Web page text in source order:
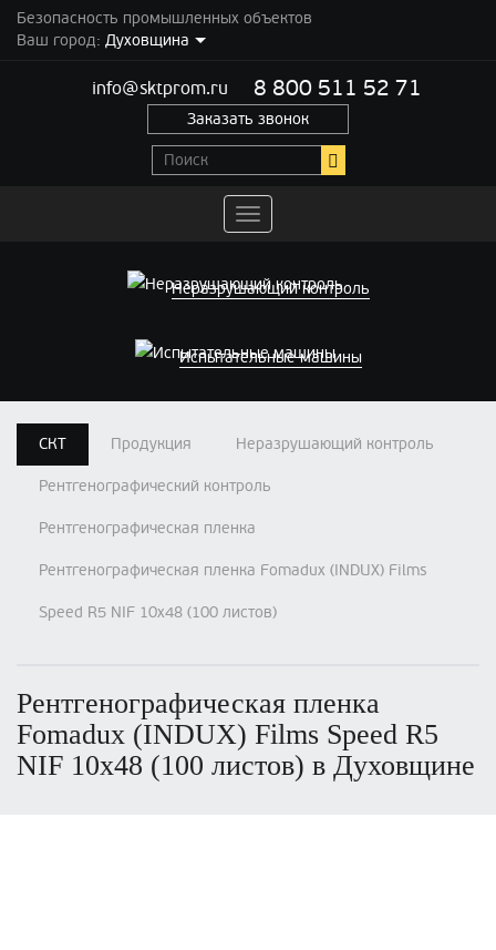
Безопасность промышленных объектов
Ваш город: Духовщина
info@sktprom.ru 8 800 511 52 71
Заказать звонок
Переключить
навигацию
Неразрушающий контроль
Испытательные машины
СКТ Продукция Неразрушающий контроль
Рентгенографический контроль
Рентгенографическая пленка
Рентгенографическая пленка Fomadux (INDUX) Films
Speed R5 NIF 10х48 (100 листов)
Рентгенографическая пленка
Fomadux (INDUX) Films Speed R5
NIF 10х48 (100 листов) в Духовщине